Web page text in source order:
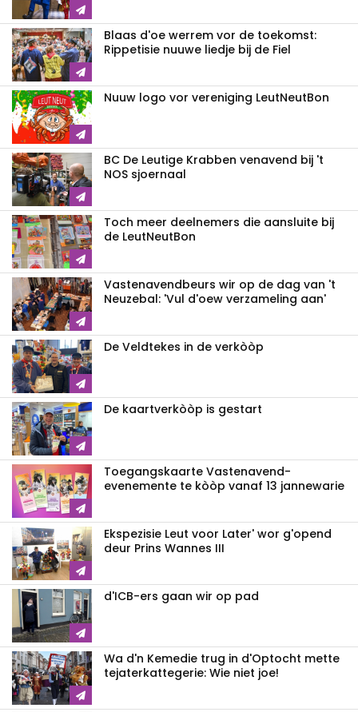
Blaas d'oe werrem vor de toekomst:
Rippetisie nuuwe liedje bij de Fiel
Nuuw logo vor vereniging LeutNeutBon
BC De Leutige Krabben venavend bij 't
NOS sjoernaal
Toch meer deelnemers die aansluite bij
de LeutNeutBon
Vastenavendbeurs wir op de dag van 't
Neuzebal: 'Vul d'oew verzameling aan'
De Veldtekes in de verkòòp
De kaartverkòòp is gestart
Toegangskaarte Vastenavend-
evenemente te kòòp vanaf 13 jannewarie
Ekspezisie Leut voor Later' wor g'opend
deur Prins Wannes III
d'ICB-ers gaan wir op pad
Wa d'n Kemedie trug in d'Optocht mette
tejaterkattegerie: Wie niet joe!